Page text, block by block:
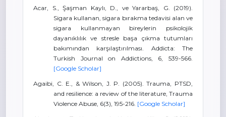
Acar, S., Şaşman Kaylı, D., ve Yararbaş, G. (2019).
Sigara kullanan, sigara bırakma tedavisi alan ve
sigara kullanmayan bireylerin psikolojik
dayanıklılık ve stresle başa çıkma tutumları
bakımından karşılaştırılması. Addicta: The
Turkish Journal on Addictions, 6, 539-566.
[Google Scholar]
Agaibi, C. E., & Wilson, J. P. (2005). Trauma, PTSD,
and resilience: a review of the literature, Trauma
Violence Abuse, 6(3), 195-216. [Google Scholar]